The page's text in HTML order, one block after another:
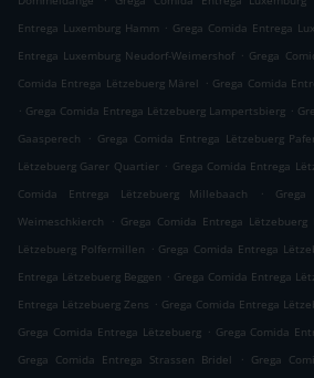
Entrega Luxemburg Hamm . Grega Comida Entrega
Entrega Luxemburg Neudorf-Weimershof . Grega
Comida Entrega Lëtzebuerg Märel . Grega Comida
. Grega Comida Entrega Lëtzebuerg Lampertsbierg .
Gaasperech
. Grega Comida Entrega Lëtzebuerg
Lëtzebuerg Garer Quartier . Grega Comida Entrega
Comida Entrega Lëtzebuerg Millebaach
.
Weimeschkierch
. Grega Comida Entrega Lëtzebuerg
Lëtzebuerg Polfermillen . Grega Comida Entrega
Entrega Lëtzebuerg Beggen . Grega Comida Entrega
Entrega Lëtzebuerg Zens . Grega Comida Entrega
Grega Comida Entrega Lëtzebuerg . Grega Comida
Grega Comida Entrega Strassen Bridel
. Grega